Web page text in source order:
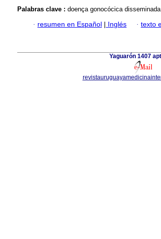
Palabras clave : doença gonocócica
· resumen en Español | Inglés · texto
Yaguarón 1407